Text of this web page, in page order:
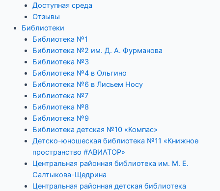
Доступная среда
Отзывы
Библиотеки
Библиотека №1
Библиотека №2 им. Д. А. Фурманова
Библиотека №3
Библиотека №4 в Ольгино
Библиотека №6 в Лисьем Носу
Библиотека №7
Библиотека №8
Библиотека №9
Библиотека детская №10 «Компас»
Детско-юношеская библиотека №11 «Книжное
пространство #АВИАТОР»
Центральная районная библиотека им. М. Е.
Салтыкова-Щедрина
Центральная районная детская библиотека